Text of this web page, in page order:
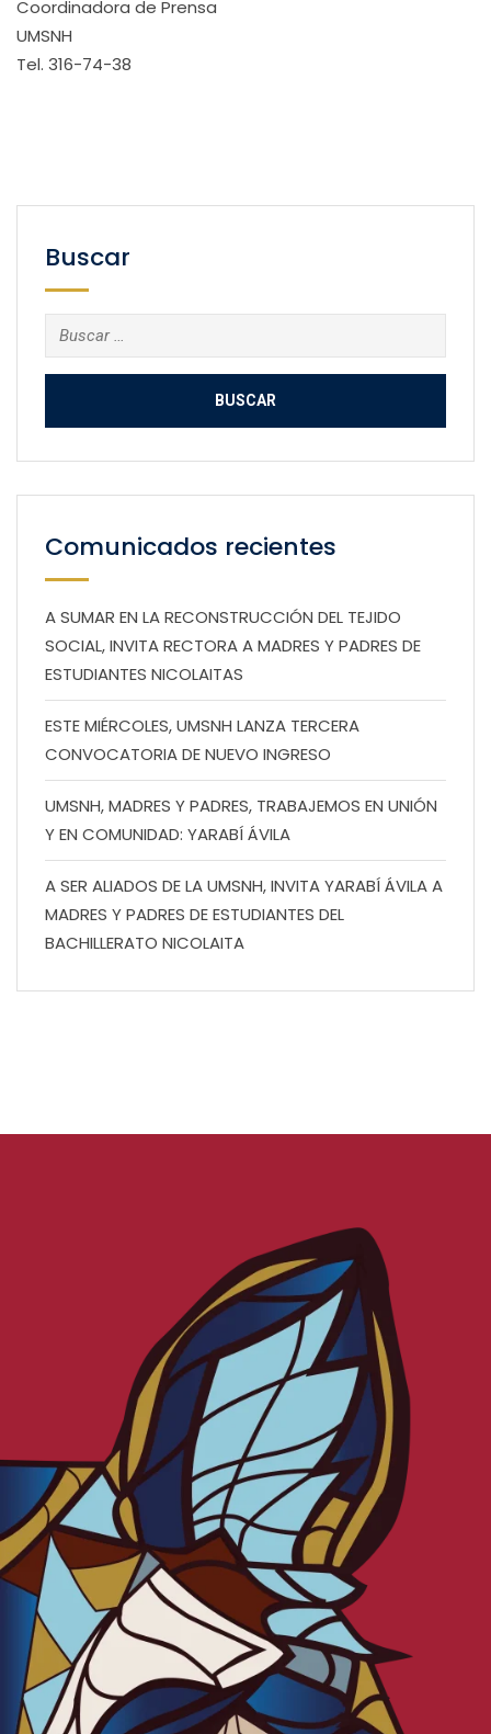
Coordinadora de Prensa
UMSNH
Tel. 316-74-38
Buscar
Buscar:
Comunicados recientes
A SUMAR EN LA RECONSTRUCCIÓN DEL TEJIDO
SOCIAL, INVITA RECTORA A MADRES Y PADRES DE
ESTUDIANTES NICOLAITAS
ESTE MIÉRCOLES, UMSNH LANZA TERCERA
CONVOCATORIA DE NUEVO INGRESO
UMSNH, MADRES Y PADRES, TRABAJEMOS EN UNIÓN
Y EN COMUNIDAD: YARABÍ ÁVILA
A SER ALIADOS DE LA UMSNH, INVITA YARABÍ ÁVILA A
MADRES Y PADRES DE ESTUDIANTES DEL
BACHILLERATO NICOLAITA